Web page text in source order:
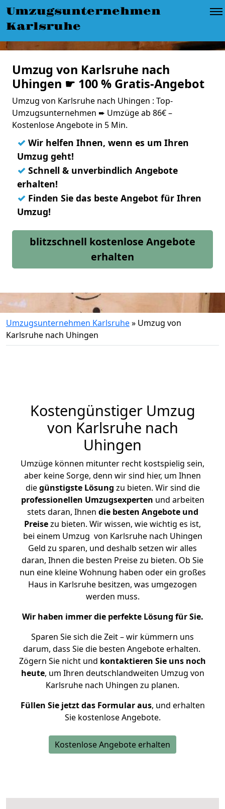
Umzugsunternehmen
Karlsruhe
Umzug von Karlsruhe nach
Uhingen ☛ 100 % Gratis-Angebot
Umzug von Karlsruhe nach Uhingen : Top-
Umzugsunternehmen ➨ Umzüge ab 86€ –
Kostenlose Angebote in 5 Min.
✓ Wir helfen Ihnen, wenn es um Ihren
Umzug geht!
✓ Schnell & unverbindlich Angebote
erhalten!
✓ Finden Sie das beste Angebot für Ihren
Umzug!
blitzschnell kostenlose Angebote
erhalten
Umzugsunternehmen Karlsruhe» Umzug von
Karlsruhe nach Uhingen
Kostengünstiger Umzug
von Karlsruhe nach
Uhingen
Umzüge können mitunter recht kostspielig sein,
aber keine Sorge, denn wir sind hier, um Ihnen
diegünstigste Lösung zu bieten. Wir sind die
professionellen Umzugsexperten und arbeiten
stets daran, Ihnen die besten Angebote und
Preisezu bieten. Wir wissen, wie wichtig es ist,
bei einem Umzug von Karlsruhe nach Uhingen
Geld zu sparen, und deshalb setzen wir alles
daran, Ihnen die besten Preise zu bieten. Ob Sie
nun eine kleine Wohnung haben oder ein großes
Haus in Karlsruhe besitzen, was umgezogen
werden muss.
Wir haben immer die perfekte Lösung für Sie.
Sparen Sie sich die Zeit – wir kümmern uns
darum, dass Sie die besten Angebote erhalten.
Zögern Sie nicht und kontaktieren Sie uns noch
heute, um Ihren deutschlandweiten Umzug von
Karlsruhe nach Uhingen zu planen.
Füllen Sie jetzt das Formular aus, und erhalten
Sie kostenlose Angebote.
Kostenlose Angebote erhalten